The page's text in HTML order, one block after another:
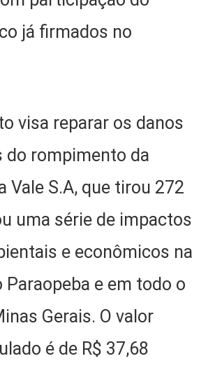
já firmados no
visa reparar os danos
do rompimento da
Vale S.A, que tirou 272
uma série de impactos
e econômicos na
Paraopeba e em todo o
Gerais. O valor
é de R$ 37,68